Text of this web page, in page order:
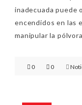
inadecuada puede
encendidos en las
manipular la
0 0